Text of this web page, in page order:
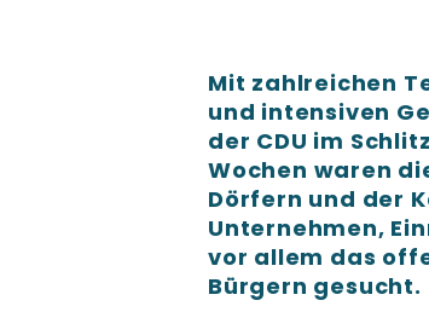
Mit zahlreichen
und intensiven
der CDU im
Wochen waren
Dörfern und der
Unternehmen,
vor allem das
Bürgern gesucht.